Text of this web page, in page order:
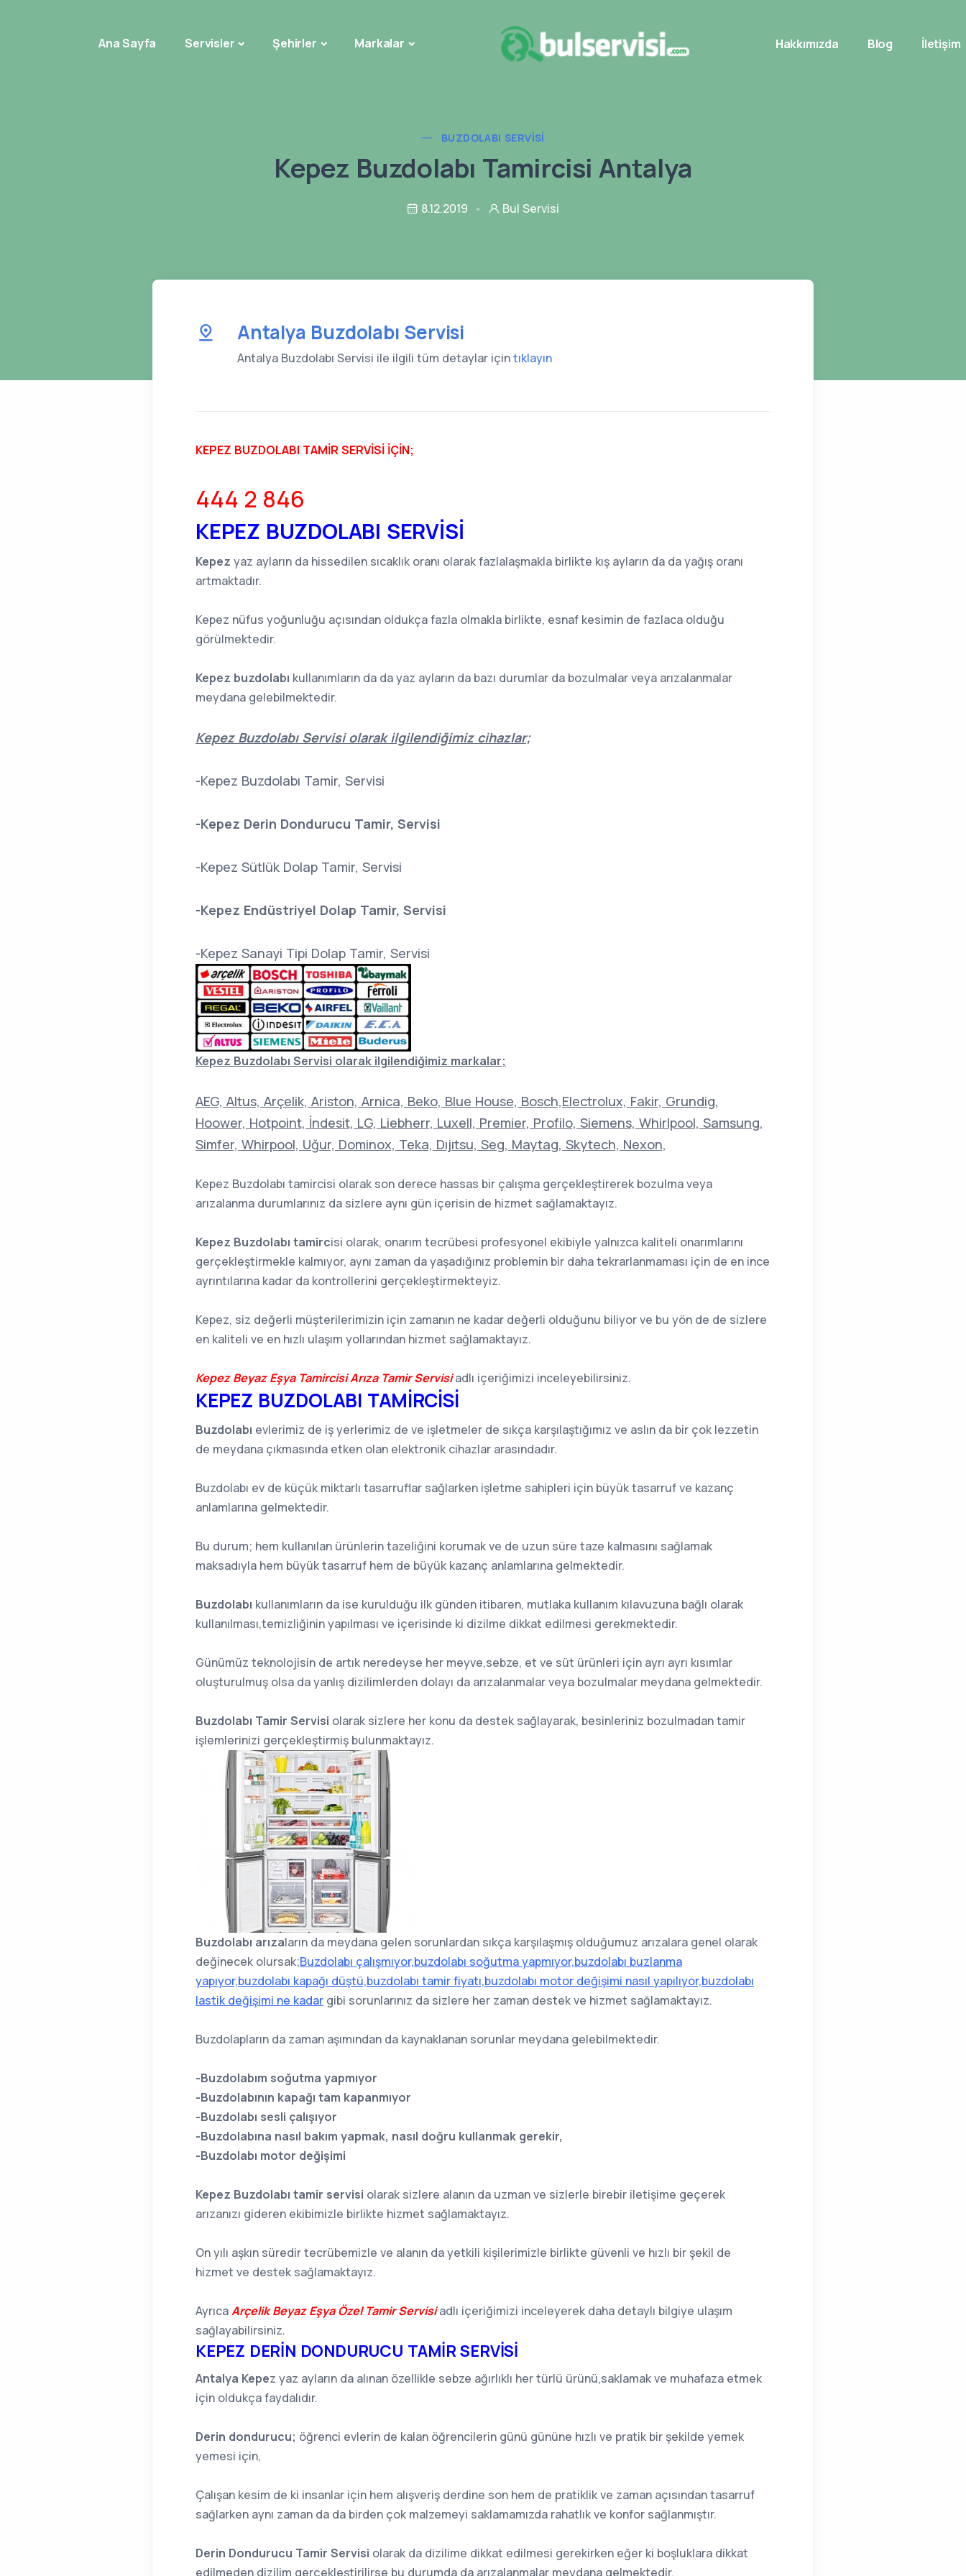
Ana Sayfa Servisler Şehirler Markalar Hakkımızda Blog İletişim
BUZDOLABI SERVISI
Kepez Buzdolabı Tamircisi Antalya
8.12.2019 Bul Servisi
Antalya Buzdolabı Servisi
Antalya Buzdolabı Servisi ile ilgili tüm detaylar içintıklayın
KEPEZ BUZDOLABI TAMİR SERVİSİ İÇİN;
444 2 846
KEPEZ BUZDOLABI SERVİSİ
Kepez yaz ayların da hissedilen sıcaklık oranı olarak fazlalaşmakla birlikte kış ayların da da yağış oranı
artmaktadır.
Kepez nüfus yoğunluğu açısından oldukça fazla olmakla birlikte, esnaf kesimin de fazlaca olduğu
görülmektedir.
Kepez buzdolabı kullanımların da da yaz ayların da bazı durumlar da bozulmalar veya arızalanmalar
meydana gelebilmektedir.
Kepez Buzdolabı Servisi olarak ilgilendiğimiz cihazlar;
-Kepez Buzdolabı Tamir, Servisi
-Kepez Derin Dondurucu Tamir, Servisi
-Kepez Sütlük Dolap Tamir, Servisi
-Kepez Endüstriyel Dolap Tamir, Servisi
-Kepez Sanayi Tipi Dolap Tamir, Servisi
Kepez Buzdolabı Servisi olarak ilgilendiğimiz markalar;
AEG, Altus, Arçelik, Ariston, Arnica, Beko, Blue House, Bosch,Electrolux, Fakir, Grundig,
Hoower, Hotpoint, İndesit, LG, Liebherr, Luxell, Premier, Profilo, Siemens, Whirlpool, Samsung,
Simfer, Whirpool, Uğur, Dominox, Teka, Dıjıtsu, Seg, Maytag, Skytech, Nexon,
Kepez Buzdolabı tamircisi olarak son derece hassas bir çalışma gerçekleştirerek bozulma veya
arızalanma durumlarınız da sizlere aynı gün içerisin de hizmet sağlamaktayız.
Kepez Buzdolabı tamircisi olarak, onarım tecrübesi profesyonel ekibiyle yalnızca kaliteli onarımlarını
gerçekleştirmekle kalmıyor, aynı zaman da yaşadığınız problemin bir daha tekrarlanmaması için de en ince
ayrıntılarına kadar da kontrollerini gerçekleştirmekteyiz.
Kepez, siz değerli müşterilerimizin için zamanın ne kadar değerli olduğunu biliyor ve bu yön de de sizlere
en kaliteli ve en hızlı ulaşım yollarından hizmet sağlamaktayız.
Kepez Beyaz Eşya Tamircisi Arıza Tamir Servisiadlı içeriğimizi inceleyebilirsiniz.
KEPEZ BUZDOLABI TAMİRCİSİ
Buzdolabı evlerimiz de iş yerlerimiz de ve işletmeler de sıkça karşılaştığımız ve aslın da bir çok lezzetin
de meydana çıkmasında etken olan elektronik cihazlar arasındadır.
Buzdolabı ev de küçük miktarlı tasarruflar sağlarken işletme sahipleri için büyük tasarruf ve kazanç
anlamlarına gelmektedir.
Bu durum; hem kullanılan ürünlerin tazeliğini korumak ve de uzun süre taze kalmasını sağlamak
maksadıyla hem büyük tasarruf hem de büyük kazanç anlamlarına gelmektedir.
Buzdolabı kullanımların da ise kurulduğu ilk günden itibaren, mutlaka kullanım kılavuzuna bağlı olarak
kullanılması,temizliğinin yapılması ve içerisinde ki dizilme dikkat edilmesi gerekmektedir.
Günümüz teknolojisin de artık neredeyse her meyve,sebze, et ve süt ürünleri için ayrı ayrı kısımlar
oluşturulmuş olsa da yanlış dizilimlerden dolayı da arızalanmalar veya bozulmalar meydana gelmektedir.
Buzdolabı Tamir Servisi olarak sizlere her konu da destek sağlayarak, besinleriniz bozulmadan tamir
işlemlerinizi gerçekleştirmiş bulunmaktayız.
Buzdolabı arızaların da meydana gelen sorunlardan sıkça karşılaşmış olduğumuz arızalara genel olarak
değinecek olursak;Buzdolabı çalışmıyor,buzdolabı soğutma yapmıyor,buzdolabı buzlanma
yapıyor,buzdolabı kapağı düştü,buzdolabı tamir fiyatı,buzdolabı motor değişimi nasıl yapılıyor,buzdolabı
lastik değişimi ne kadar gibi sorunlarınız da sizlere her zaman destek ve hizmet sağlamaktayız.
Buzdolapların da zaman aşımından da kaynaklanan sorunlar meydana gelebilmektedir.
-Buzdolabım soğutma yapmıyor
-Buzdolabının kapağı tam kapanmıyor
-Buzdolabı sesli çalışıyor
-Buzdolabına nasıl bakım yapmak, nasıl doğru kullanmak gerekir,
-Buzdolabı motor değişimi
Kepez Buzdolabı tamir servisi olarak sizlere alanın da uzman ve sizlerle birebir iletişime geçerek
arızanızı gideren ekibimizle birlikte hizmet sağlamaktayız.
On yılı aşkın süredir tecrübemizle ve alanın da yetkili kişilerimizle birlikte güvenli ve hızlı bir şekil de
hizmet ve destek sağlamaktayız.
AyrıcaArçelik Beyaz Eşya Özel Tamir Servisiadlı içeriğimizi inceleyerek daha detaylı bilgiye ulaşım
sağlayabilirsiniz.
KEPEZ DERİN DONDURUCU TAMİR SERVİSİ
Antalya Kepez yaz ayların da alınan özellikle sebze ağırlıklı her türlü ürünü,saklamak ve muhafaza etmek
için oldukça faydalıdır.
Derin dondurucu; öğrenci evlerin de kalan öğrencilerin günü gününe hızlı ve pratik bir şekilde yemek
yemesi için,
Çalışan kesim de ki insanlar için hem alışveriş derdine son hem de pratiklik ve zaman açısından tasarruf
sağlarken aynı zaman da da birden çok malzemeyi saklamamızda rahatlık ve konfor sağlanmıştır.
Derin Dondurucu Tamir Servisi olarak da dizilime dikkat edilmesi gerekirken eğer ki boşluklara dikkat
edilmeden dizilim gerçekleştirilirse bu durumda da arızalanmalar meydana gelmektedir.